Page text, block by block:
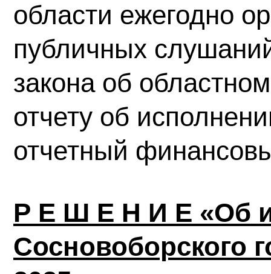
области ежегодно
публичных
закона об
отчету об
отчетный
Р Е Ш Е Н И Е «Об
Сосновоборского